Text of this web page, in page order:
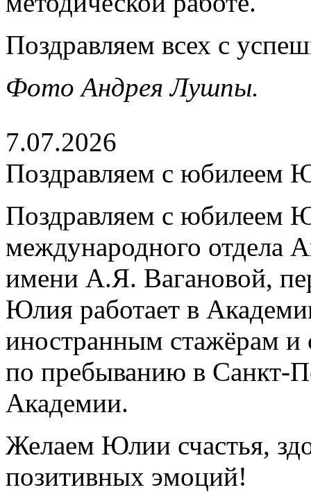
Поздравляем всех с
Фото Андрея Лушпы.
7.07.2026
Поздравляем с юбилеем
Поздравляем с юбилеем
международного отдела
имени А.Я. Вагановой,
Юлия работает в
иностранным стажёрам и
по пребыванию в Санкт-
Академии.
Желаем Юлии счастья,
позитивных эмоций!